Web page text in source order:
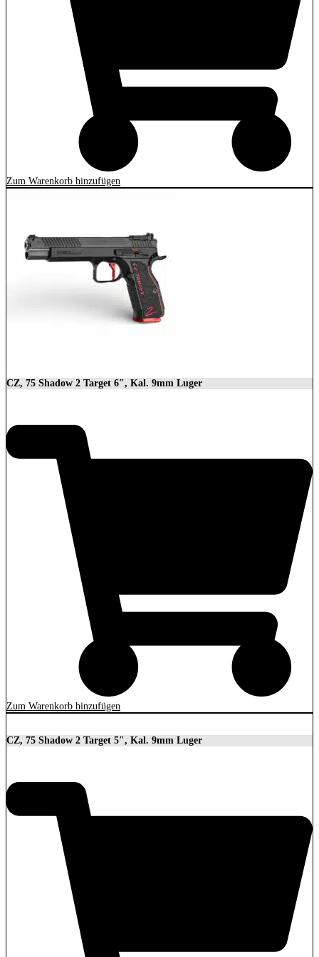
Zum Warenkorb hinzufügen
CZ, 75 Shadow 2 Target 6″, Kal. 9mm Luger
Zum Warenkorb hinzufügen
CZ, 75 Shadow 2 Target 5″, Kal. 9mm Luger